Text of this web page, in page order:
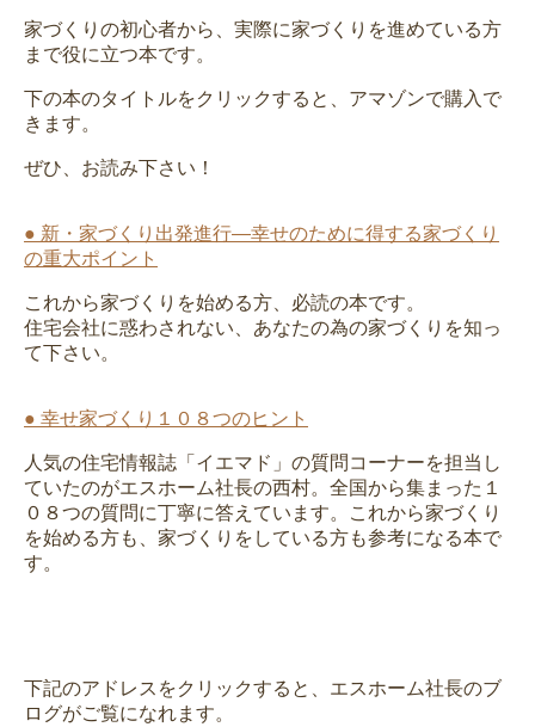
家づくりの初心者から、実際に家づくりを進めている方
まで役に立つ本です。
下の本のタイトルをクリックすると、アマゾンで購入で
きます。
ぜひ、お読み下さい！
● 新・家づくり出発進行―幸せのために得する家づくり
の重大ポイント
これから家づくりを始める方、必読の本です。
住宅会社に惑わされない、あなたの為の家づくりを知っ
て下さい。
● 幸せ家づくり１０８つのヒント
人気の住宅情報誌「イエマド」の質問コーナーを担当し
ていたのがエスホーム社長の西村。全国から集まった１
０８つの質問に丁寧に答えています。これから家づくり
を始める方も、家づくりをしている方も参考になる本で
す。
下記のアドレスをクリックすると、エスホーム社長のブ
ログがご覧になれます。